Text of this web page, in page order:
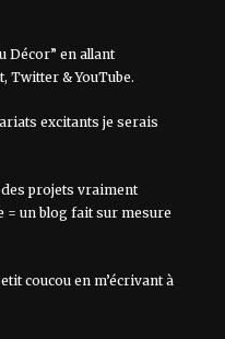
Décor” en allant
, Twitter&YouTube.
excitants je serais
projets vraiment
un blog fait sur mesure
coucou en m’écrivant à